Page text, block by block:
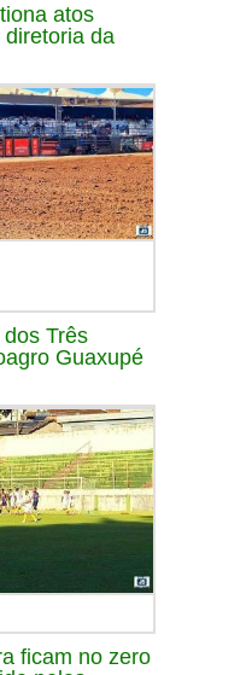
atos
da
Três
Guaxupé
ficam no zero